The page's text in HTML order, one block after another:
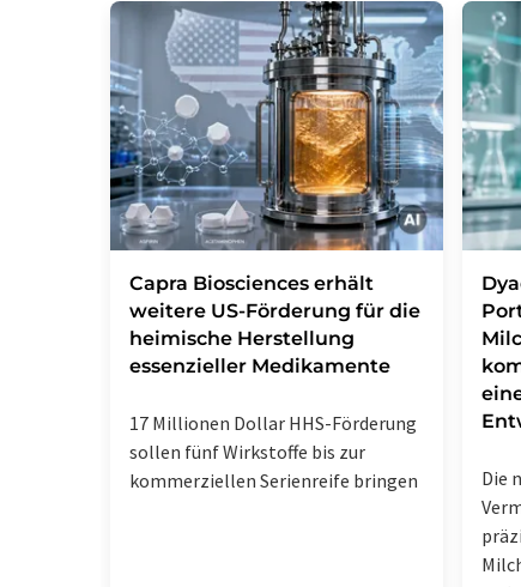
Capra Biosciences erhält
weitere US-Förderung für die
heimische Herstellung
essenzieller Medikamente
17 Millionen Dollar HHS-Förderung
sollen fünf Wirkstoffe bis zur
kommerziellen Serienreife bringen
Die